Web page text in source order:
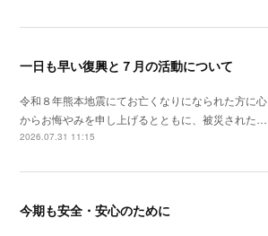
一日も早い復興と７月の活動について
令和８年熊本地震にてお亡くなりになられた方に心
からお悔やみを申し上げるとともに、被災された…
2026.07.31 11:15
今期も安全・安心のために